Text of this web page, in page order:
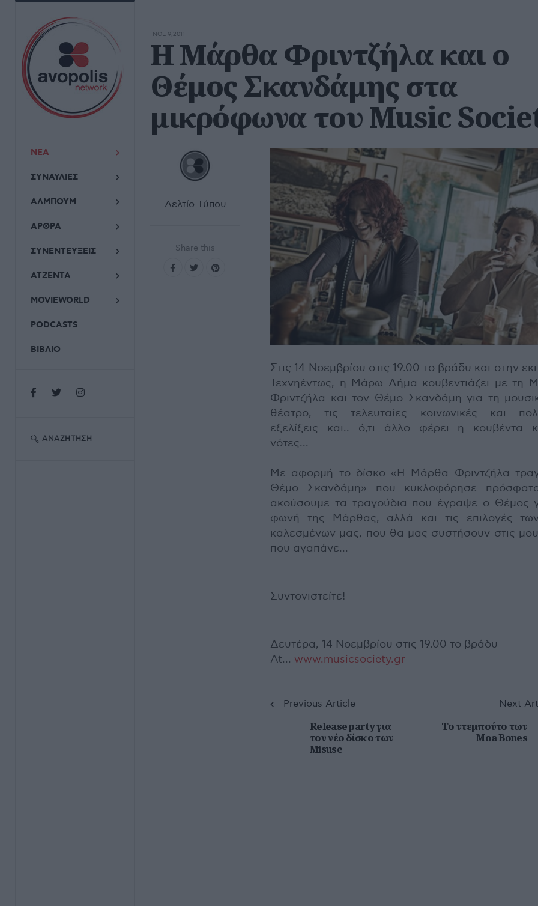
ΝΕΑ
ΣΥΝΑΥΛΙΕΣ
ΑΛΜΠΟΥΜ
ΑΡΘΡΑ
ΣΥΝΕΝΤΕΥΞΕΙΣ
ΑΤΖΕΝΤΑ
MOVIEWORLD
PODCASTS
ΒΙΒΛΙΟ
ΑΝΑΖΉΤΗΣΗ
ΝΟΕ 9,2011
Η Μάρθα Φριντζήλα και ο
Θέμος Σκανδάμης στα
μικρόφωνα του Music
Δελτίο Τύπου
Share this
Στις 14 Νοεμβρίου στις 19.00 το βράδυ και στην
Τεχνηέντως, η Μάρω Δήμα κουβεντιάζει με τη
Φριντζήλα και τον Θέμο Σκανδάμη για τη
θέατρο, τις τελευταίες κοινωνικές και
εξελίξεις και.. ό,τι άλλο φέρει η κουβέντα
νότες...
Mε αφορμή το δίσκο «Η Μάρθα Φριντζήλα
Θέμο Σκανδάμη» που κυκλοφόρησε
ακούσουμε τα τραγούδια που έγραψε ο Θέμος
φωνή της Μάρθας, αλλά και τις επιλογές
καλεσμένων μας, που θα μας συστήσουν στις
που αγαπάνε...
Συντονιστείτε!
Δευτέρα, 14 Νοεμβρίου στις 19.00 το βράδυ
At... www.musicsociety.gr
Previous Article
Release party για
τον νέο δίσκο των
Misuse
Next
Το ντεμπούτο των
Moa Bones